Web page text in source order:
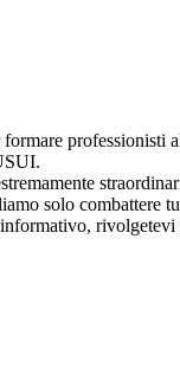
professionisti
solo combattere